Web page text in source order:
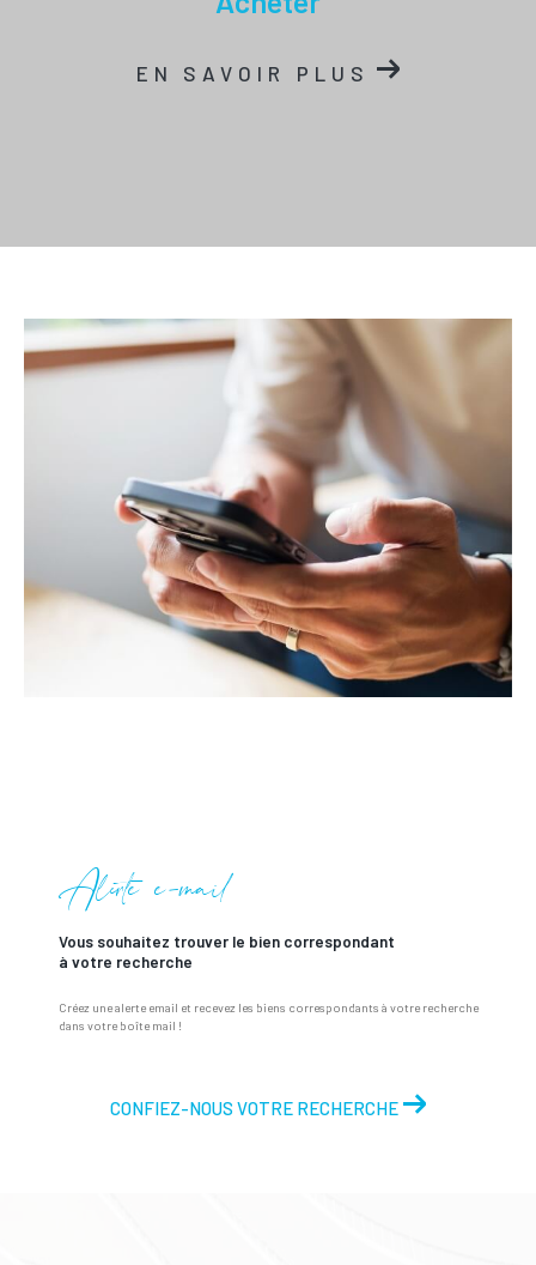
EN SAVOIR PLUS
Alerte e-mail
vous souhaitez trouver le bien correspondant
à votre recherche
Créez une alerte email et recevez les biens correspondants à votre recherche
dans votre boîte mail !
CONFIEZ-NOUS VOTRE RECHERCHE